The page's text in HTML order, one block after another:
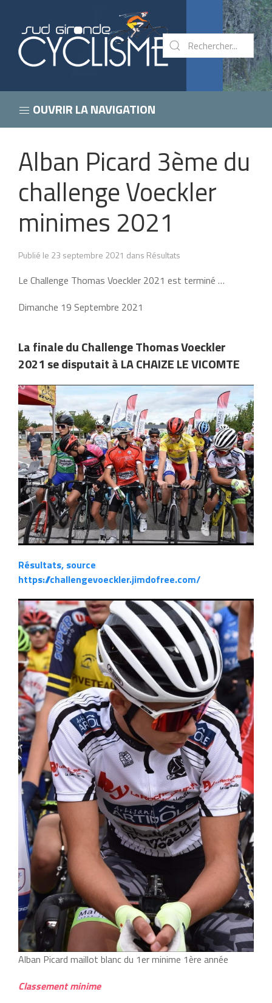
OUVRIR LA NAVIGATION
Alban Picard 3ème du
challenge Voeckler
minimes 2021
Publié le 23 septembre 2021 dans Résultats
Le Challenge Thomas Voeckler 2021 est terminé …
Dimanche 19 Septembre 2021
La finale du Challenge Thomas Voeckler
2021 se disputait à LA CHAIZE LE VICOMTE
Résultats, source
https://challengevoeckler.jimdofree.com/
Alban Picard maillot blanc du 1er minime 1ère année
Classement minime